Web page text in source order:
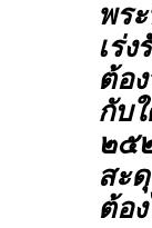
พร
เร่
ต้อ
กับ
๒๕
สะ
ต้อ